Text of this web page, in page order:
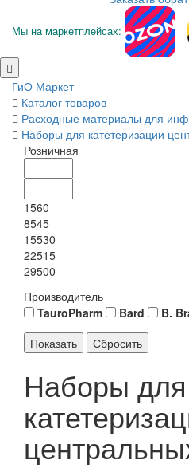
Мы на маркетплейсах:
ГиО Маркет
Каталог товаров
Расходные материалы для
Наборы для катетеризации
Розничная
1560
8545
15530
22515
29500
Производитель
TauroPharm
Bard B.
Наборы для